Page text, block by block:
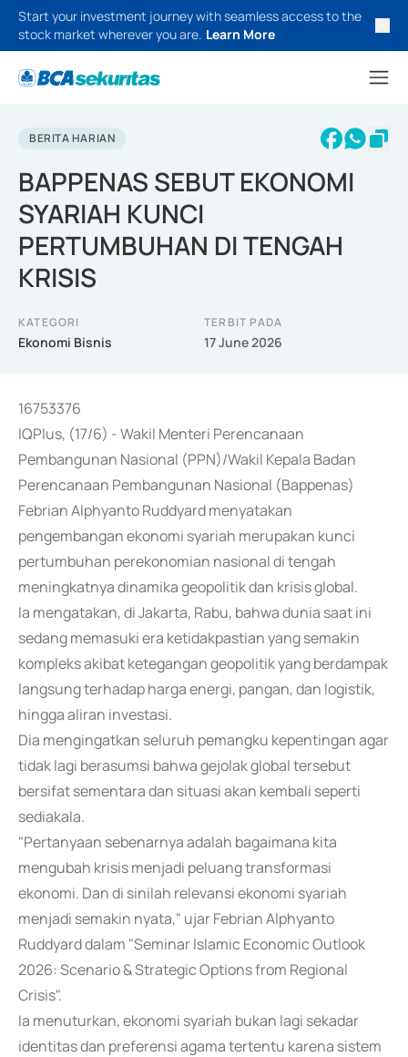
Start your investment journey with seamless access to the
stock market wherever you are. Learn More
BERITA HARIAN
BAPPENAS SEBUT EKONOMI
SYARIAH KUNCI
PERTUMBUHAN DI TENGAH
KRISIS
KATEGORI
Ekonomi Bisnis
TERBIT PADA
17 June 2026
16753376
IQPlus, (17/6) - Wakil Menteri Perencanaan
Pembangunan Nasional (PPN)/Wakil Kepala Badan
Perencanaan Pembangunan Nasional (Bappenas)
Febrian Alphyanto Ruddyard menyatakan
pengembangan ekonomi syariah merupakan kunci
pertumbuhan perekonomian nasional di tengah
meningkatnya dinamika geopolitik dan krisis global.
Ia mengatakan, di Jakarta, Rabu, bahwa dunia saat ini
sedang memasuki era ketidakpastian yang semakin
kompleks akibat ketegangan geopolitik yang berdampak
langsung terhadap harga energi, pangan, dan logistik,
hingga aliran investasi.
Dia mengingatkan seluruh pemangku kepentingan agar
tidak lagi berasumsi bahwa gejolak global tersebut
bersifat sementara dan situasi akan kembali seperti
sediakala.
"Pertanyaan sebenarnya adalah bagaimana kita
mengubah krisis menjadi peluang transformasi
ekonomi. Dan di sinilah relevansi ekonomi syariah
menjadi semakin nyata," ujar Febrian Alphyanto
Ruddyard dalam "Seminar Islamic Economic Outlook
2026: Scenario & Strategic Options from Regional
Crisis".
Ia menuturkan, ekonomi syariah bukan lagi sekadar
identitas dan preferensi agama tertentu karena sistem